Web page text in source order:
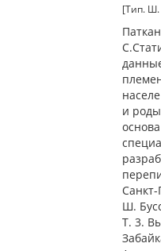
[Тип. Ш.
и
Ш.
Т. 3.